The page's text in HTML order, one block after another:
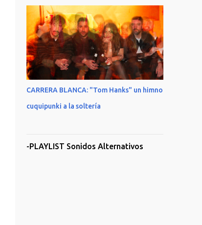
CARRERA BLANCA: "Tom Hanks" un himno
cuquipunki a la soltería
-PLAYLIST Sonidos Alternativos